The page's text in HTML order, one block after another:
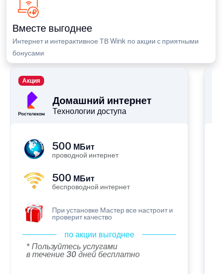
Вместе выгоднее
Интернет и интерактивное ТВ Wink по акции с приятными
бонусами
Домашний интернет
Технологии доступа
Акция
500 МБит
проводной интернет
500 МБит
беспроводной интернет
При установке Мастер все настроит и
проверит качество
по акции выгоднее
* Пользуйтесь услугами
в течение 30 дней бесплатно